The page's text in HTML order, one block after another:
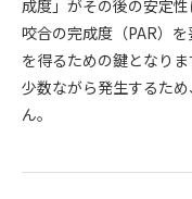
成度」がその後の安定
咬合の完成度（PAR）
を得るための鍵となり
少数ながら発生するた
ん。